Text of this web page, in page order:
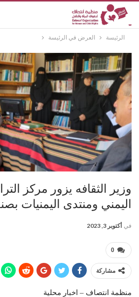
الرئيسة العرض في الرئيسة
وزير الثقافه يزور مركز
اليمني ومنتدى اليمنيات
في أكتوبر 3, 2023
0
مشاركة
منظمة انتصاف – اخبار محلية